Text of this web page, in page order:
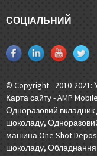
СОЦІАЛЬНИЙ
© Copyright - 2010-2021:
Карта сайту-AMP Mobile
Одноразовий
шоколаду,
машина One Shot
шоколаду,